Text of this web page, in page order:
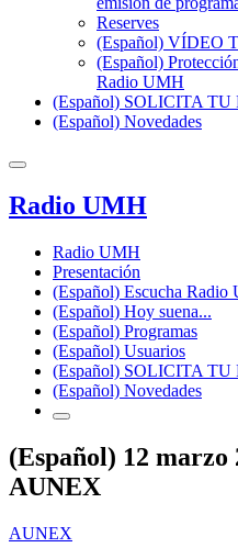
Reserves
(Español) VÍDEO
(Español)
Radio UMH
(Español) SOLICITA
(Español) Novedades
Radio UMH
Radio UMH
Presentación
(Español) Escucha Radio
(Español) Hoy suena...
(Español) Programas
(Español) Usuarios
(Español) SOLICITA
(Español) Novedades
(Español) 12 marzo
AUNEX
AUNEX